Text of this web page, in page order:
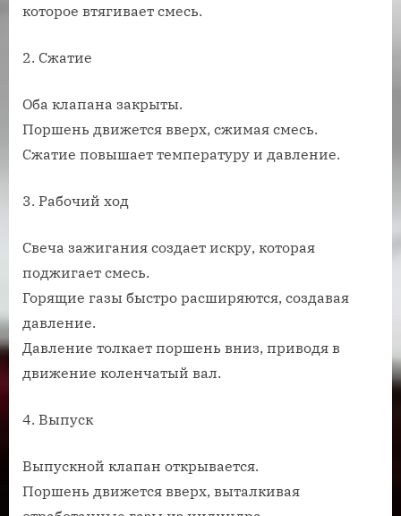
которое втягивает смесь.
2. Сжатие
Оба клапана закрыты.
Поршень движется вверх, сжимая смесь.
Сжатие повышает температуру и давление.
3. Рабочий ход
Свеча зажигания создает искру, которая
поджигает смесь.
Горящие газы быстро расширяются, создавая
давление.
Давление толкает поршень вниз, приводя в
движение коленчатый вал.
4. Выпуск
Выпускной клапан открывается.
Поршень движется вверх, выталкивая